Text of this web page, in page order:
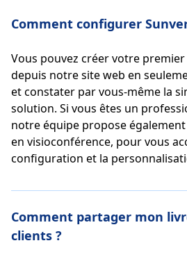
Comment configurer
Vous pouvez créer votre
depuis notre site web en
et constater par vous-même la
solution. Si vous êtes un
notre équipe propose
en visioconférence, pour vous
configuration et la
Comment partager mon
clients ?